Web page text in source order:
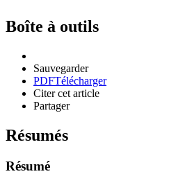
Boîte à outils
Sauvegarder
PDFTélécharger
Citer cet article
Partager
Résumés
Résumé